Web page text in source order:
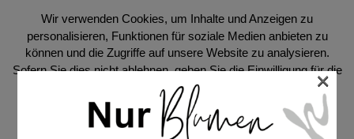
SOCIAL
Wir verwenden Cookies, um Inhalte und Anzeigen zu
personalisieren, Funktionen für soziale Medien anbieten zu
können und die Zugriffe auf unsere Website zu analysieren.
Sofern Sie dies nicht ablehnen, geben Sie die Einwilligung für die
Benutzung unserer Cookies.
Akzeptieren Datenschutzerklärung
×